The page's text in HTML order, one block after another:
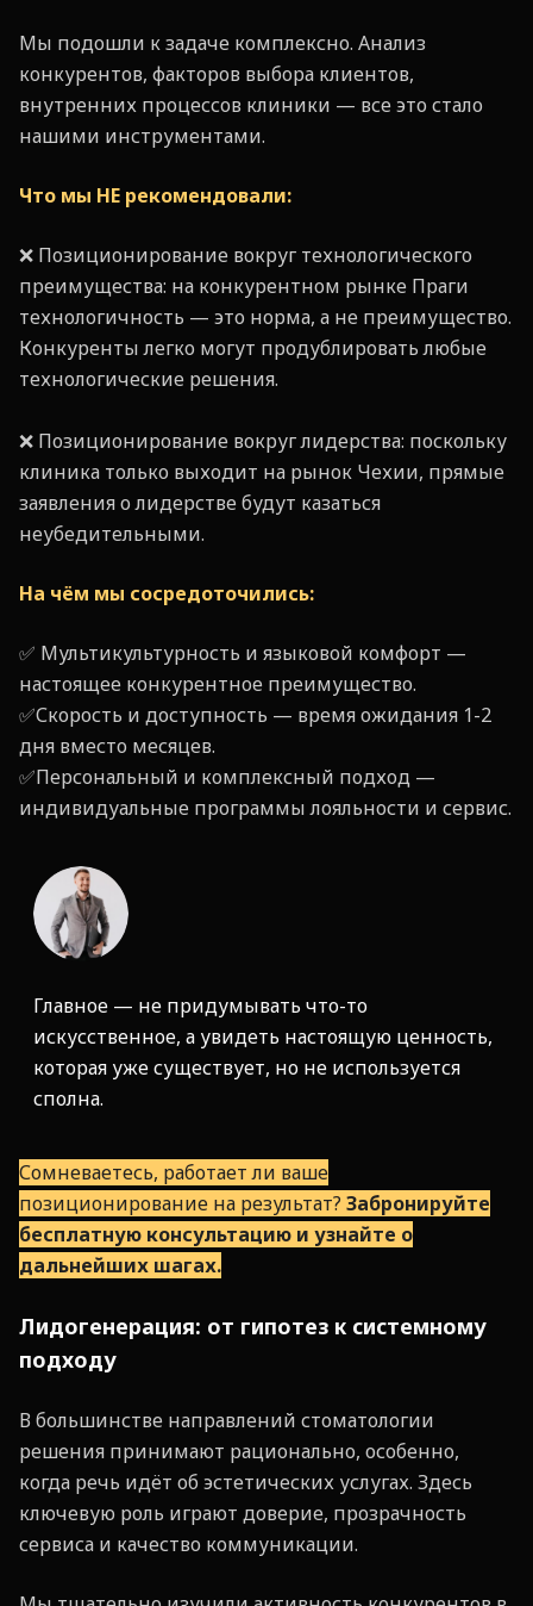
Мы подошли к задаче комплексно. Анализ
конкурентов, факторов выбора клиентов,
внутренних процессов клиники — все это стало
нашими инструментами.
Что мы НЕ рекомендовали:
❌ Позиционирование вокруг технологического
преимущества: на конкурентном рынке Праги
технологичность — это норма, а не преимущество.
Конкуренты легко могут продублировать любые
технологические решения.
❌ Позиционирование вокруг лидерства: поскольку
клиника только выходит на рынок Чехии, прямые
заявления о лидерстве будут казаться
неубедительными.
На чём мы сосредоточились:
✅ Мультикультурность и языковой комфорт —
настоящее конкурентное преимущество.
✅Скорость и доступность — время ожидания 1-2
дня вместо месяцев.
✅Персональный и комплексный подход —
индивидуальные программы лояльности и сервис.
Главное — не придумывать что-то
искусственное, а увидеть настоящую ценность,
которая уже существует, но не используется
сполна.
Сомневаетесь, работает ли ваше
позиционирование на результат? Забронируйте
бесплатную консультацию и узнайте о
дальнейших шагах.
Лидогенерация: от гипотез к системному
подходу
В большинстве направлений стоматологии
решения принимают рационально, особенно,
когда речь идёт об эстетических услугах. Здесь
ключевую роль играют доверие, прозрачность
сервиса и качество коммуникации.